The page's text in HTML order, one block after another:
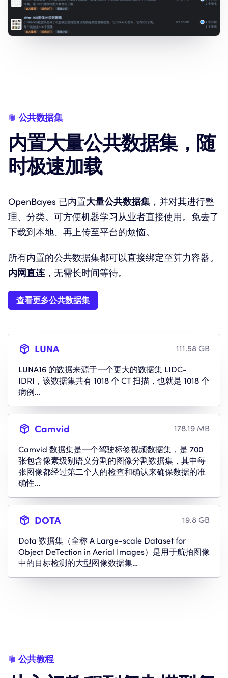
公共数据集
内置大量公共数据集， 随
时极速加载
OpenBayes 已内置大量公共数据集 ，并对其进行整
理、分类。可方便机器学习从业者直接使用。免去了
下载到本地、再上传至平台的烦恼。
所有内置的公共数据集都可以直接绑定至算力容器。
内网直连 ，无需长时间等待。
查看更多公共数据集
LUNA 111.58 GB
LUNA16 的数据来源于一个更大的数据集 LIDC-
IDRI，该数据集共有 1018 个 CT 扫描，也就是 1018 个
病例…
Camvid 178.19 MB
Camvid 数据集是一个驾驶标签视频数据集，是 700
张包含像素级别语义分割的图像分割数据集，其中每
张图像都经过第二个人的检查和确认来确保数据的准
确性…
DOTA 19.8 GB
Dota 数据集（全称 A Large-scale Dataset for
Object DeTection in Aerial Images）是用于航拍图像
中的目标检测的大型图像数据集…
公共教程